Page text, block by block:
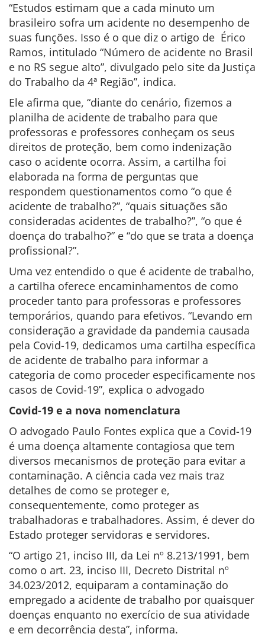
“Estudos estimam que a cada minuto um
brasileiro sofra um acidente no desempenho de
suas funções. Isso é o que diz o artigo de Érico
Ramos, intitulado “Número de acidente no Brasil
e no RS segue alto”, divulgado pelo site da Justiça
do Trabalho da 4ª Região”, indica.
Ele afirma que, “diante do cenário, fizemos a
planilha de acidente de trabalho para que
professoras e professores conheçam os seus
direitos de proteção, bem como indenização
caso o acidente ocorra. Assim, a cartilha foi
elaborada na forma de perguntas que
respondem questionamentos como “o que é
acidente de trabalho?”, “quais situações são
consideradas acidentes de trabalho?”, “o que é
doença do trabalho?” e “do que se trata a doença
profissional?”.
Uma vez entendido o que é acidente de trabalho,
a cartilha oferece encaminhamentos de como
proceder tanto para professoras e professores
temporários, quando para efetivos. “Levando em
consideração a gravidade da pandemia causada
pela Covid-19, dedicamos uma cartilha específica
de acidente de trabalho para informar a
categoria de como proceder especificamente nos
casos de Covid-19”, explica o advogado
Covid-19 e a nova nomenclatura
O advogado Paulo Fontes explica que a Covid-19
é uma doença altamente contagiosa que tem
diversos mecanismos de proteção para evitar a
contaminação. A ciência cada vez mais traz
detalhes de como se proteger e,
consequentemente, como proteger as
trabalhadoras e trabalhadores. Assim, é dever do
Estado proteger servidoras e servidores.
“O artigo 21, inciso III, da Lei nº 8.213/1991, bem
como o art. 23, inciso III, Decreto Distrital nº
34.023/2012, equiparam a contaminação do
empregado a acidente de trabalho por quaisquer
doenças enquanto no exercício de sua atividade
e em decorrência desta”, informa.